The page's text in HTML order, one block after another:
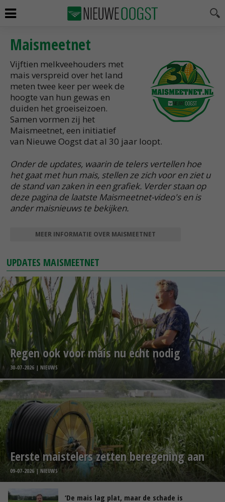
Maismeetnet
Vijftien melkveehouders met
mais verspreid over het land
meten twee keer per week de
hoogte van hun gewas en
duiden het groeiseizoen.
Samen vormen zij het
Maismeetnet, een initiatief
van Nieuwe Oogst dat al 30 jaar loopt.
Onder de updates, waarin de telers vertellen hoe
het gaat met hun mais, stellen ze zich voor en ziet u
de stand van zaken in een grafiek. Verder staan op
deze pagina de laatste Maismeetnet-video's en is
ander maisnieuws te bekijken.
MEER INFORMATIE OVER MAISMEETNET
UPDATES MAISMEETNET
Regen ook voor mais nu echt nodig
30-07-2026 | NIEUWS
Eerste maistelers zetten beregening aan
09-07-2026 | NIEUWS
‘De mais lag plat, maar de schade is